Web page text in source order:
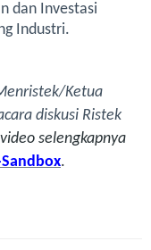
dan Investasi
Industri.
Ketua
diskusi Ristek
selengkapnya
.